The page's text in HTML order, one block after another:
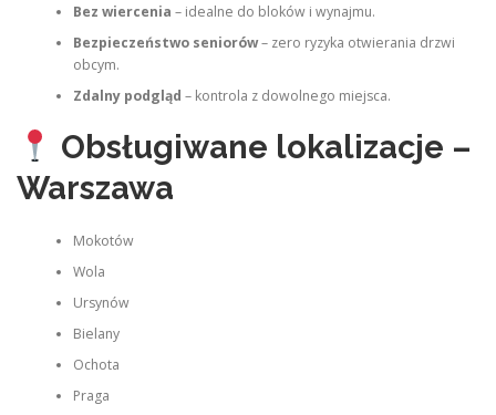
Bez wiercenia – idealne do bloków i wynajmu.
Bezpieczeństwo seniorów– zero ryzyka otwierania drzwi
obcym.
Zdalny podgląd – kontrola z dowolnego miejsca.
Obsługiwane lokalizacje –
Warszawa
Mokotów
Wola
Ursynów
Bielany
Ochota
Praga